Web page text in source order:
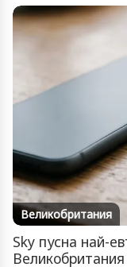
Великобритания
Sky пусна най-
Великобритания